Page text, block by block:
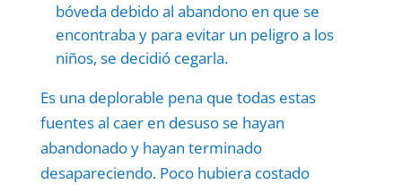
bóveda debido al abandono en que se
encontraba y para evitar un peligro a los
niños, se decidió cegarla.
Es una deplorable pena que todas estas
fuentes al caer en desuso se hayan
abandonado y hayan terminado
desapareciendo. Poco hubiera costado